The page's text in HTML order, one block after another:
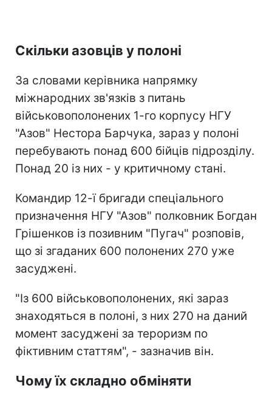
Скільки азовців у полоні
За словами керівника напрямку
міжнародних зв'язків з питань
військовополонених 1-го корпусу НГУ
"Азов" Нестора Барчука, зараз у полоні
перебувають понад 600 бійців підрозділу.
Понад 20 із них - у критичному стані.
Командир 12-ї бригади спеціального
призначення НГУ "Азов" полковник Богдан
Грішенков із позивним "Пугач" розповів,
що зі згаданих 600 полонених 270 уже
засуджені.
"Із 600 військовополонених, які зараз
знаходяться в полоні, з них 270 на даний
момент засуджені за тероризм по
фіктивним статтям", - зазначив він.
Чому їх складно обміняти